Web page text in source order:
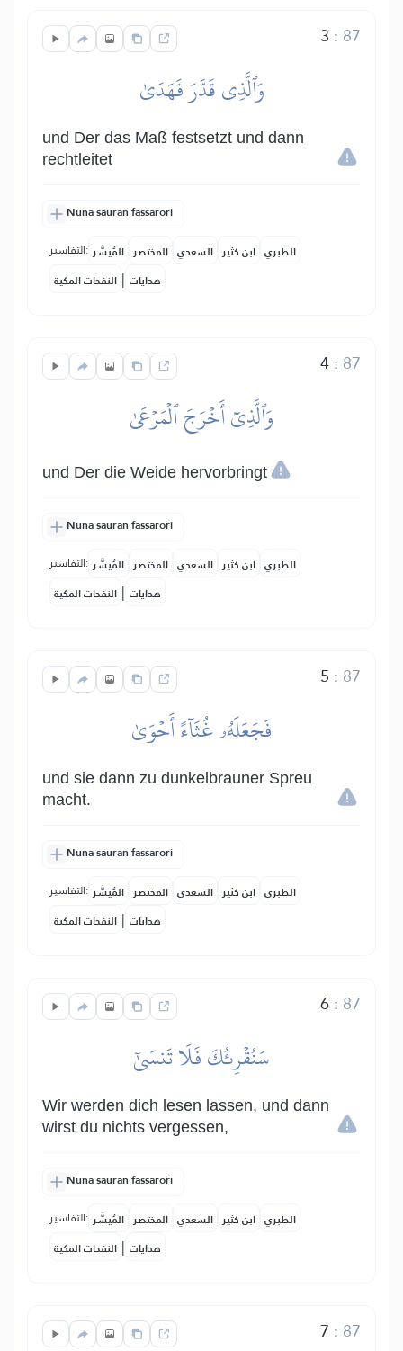
3 : 87
وَٱلَّذِي قَدَّرَ فَهَدَىٰ
und Der das Maß festsetzt und dann
rechtleitet
Nuna sauran fassarori
التفاسير: المُيسَّر المختصر السعدي ابن كثير الطبري
النفحات المكية | هدايات
4: 87
وَٱلَّذِيٓ أَخۡرَجَ ٱلۡمَرۡعَىٰ
und Der die Weide hervorbringt
Nuna sauran fassarori
التفاسير: المُيسَّر المختصر السعدي ابن كثير الطبري
النفحات المكية | هدايات
5 : 87
فَجَعَلَهُۥ غُثَآءً أَحۡوَىٰ
und sie dann zu dunkelbrauner Spreu
macht.
Nuna sauran fassarori
التفاسير: المُيسَّر المختصر السعدي ابن كثير الطبري
النفحات المكية | هدايات
6: 87
سَنُقۡرِئُكَ فَلَا تَنسَىٰٓ
Wir werden dich lesen lassen, und dann
wirst du nichts vergessen,
Nuna sauran fassarori
التفاسير: المُيسَّر المختصر السعدي ابن كثير الطبري
النفحات المكية | هدايات
7 : 87